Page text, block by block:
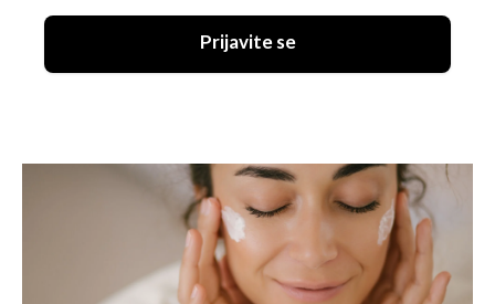
Prijavite se